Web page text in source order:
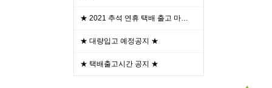
★ 2021 추석 연휴 택배 출고 마…
★ 대량입고 예정공지 ★
★ 택배출고시간 공지 ★